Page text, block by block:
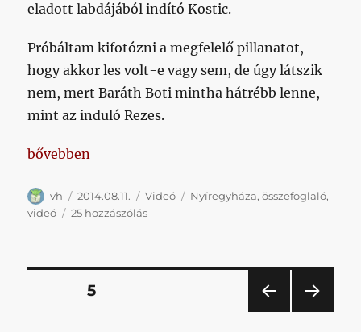
eladott labdájából indító Kostic.
Próbáltam kifotózni a megfelelő pillanatot,
hogy akkor les volt-e vagy sem, de úgy látszik
nem, mert Baráth Boti mintha hátrébb lenne,
mint az induló Rezes.
„Valószínűleg nem volt les a nyíregyi gól”
bővebben
Szerző
vh Közzétéve
2014.08.11. Kategória
Videó Címke
Nyíregyháza,összefoglaló,
videó
25 hozzászólásValószínűleg
Bejegyzések
OLDAL5